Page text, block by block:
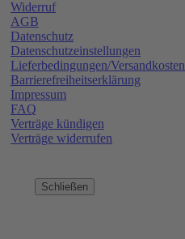
Widerruf
AGB
Datenschutz
Datenschutzeinstellungen
Lieferbedingungen/Versandkosten
Barrierefreiheitserklärung
Impressum
FAQ
Verträge kündigen
Verträge widerrufen
Schließen